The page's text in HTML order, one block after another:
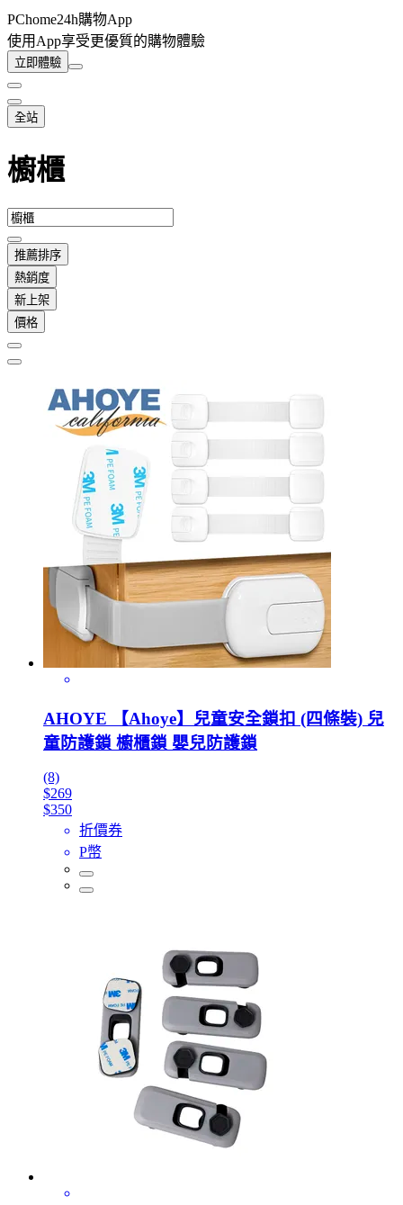
PChome24h購物App
使用App享受更優質的購物體驗
立即體驗
全站
櫥櫃
推薦排序
熱銷度
新上架
價格
AHOYE 【Ahoye】兒童安全鎖扣 (四條裝) 兒
童防護鎖 櫥櫃鎖 嬰兒防護鎖
(8)
$269
$350
折價券
P幣